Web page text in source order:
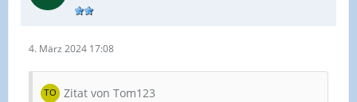
4. März 2024 17:08
Zitat von Tom123